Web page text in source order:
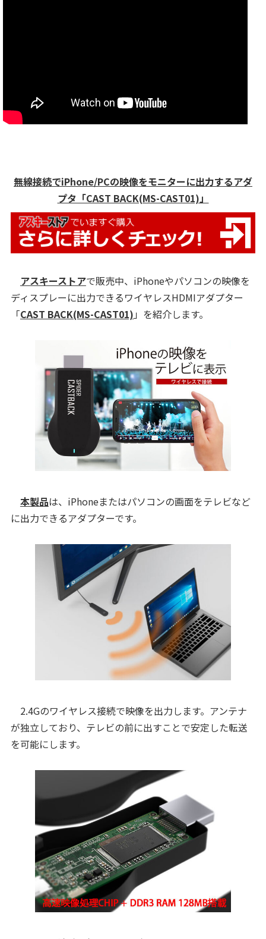
無線接続でiPhone/PCの映像をモニターに出力するアダ
プタ「CAST BACK(MS-CAST01)」
アスキーストアで販売中、iPhoneやパソコンの映像を
ディスプレーに出力できるワイヤレスHDMIアダプター
「CAST BACK(MS-CAST01) 」を紹介します。
本製品は、iPhoneまたはパソコンの画面をテレビなど
に出力できるアダプターです。
2.4Gのワイヤレス接続で映像を出力します。アンテナ
が独立しており、テレビの前に出すことで安定した転送
を可能にします。